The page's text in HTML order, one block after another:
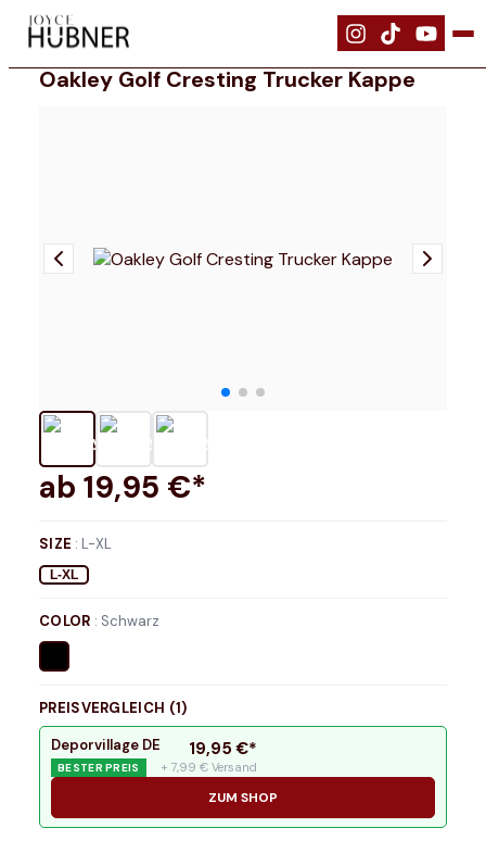
| Bekleidung Oakley Golf Cresting Trucker Kappe
Oakley Golf Cresting Trucker Kappe
ab 19,95 €*
SIZE : L-XL
L-XL
COLOR : Schwarz
PREISVERGLEICH (1)
Deporvillage DE
BESTER PREIS
19,95 €*
+ 7,99 € Versand
ZUM SHOP